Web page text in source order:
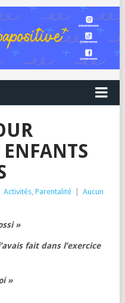
ENFANTS
Activités, Parentalité
Aucun
»
fait dans l’exercice
»